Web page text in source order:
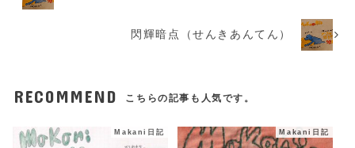
閃輝暗点（せんきあんてん）
RECOMMEND こちらの記事も人気です。
Makani日記 Makani日記